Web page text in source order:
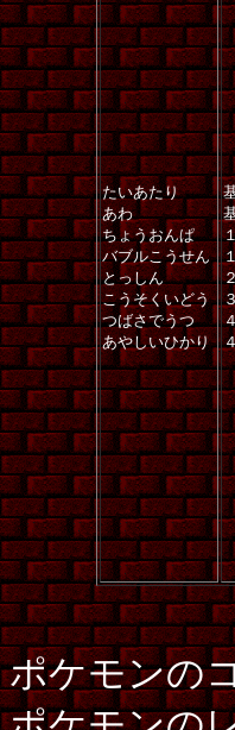
たいあたり
あわ
ちょうおんぱ
バブルこうせん
とっしん
こうそくいどう
つばさでうつ
あやしいひかり
ポケモンの